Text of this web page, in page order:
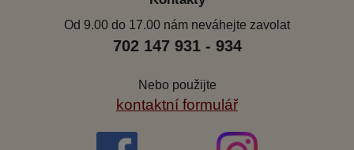
Od 9.00 do 17.00 nám neváhejte zavolat
702 147 931 - 934
Nebo použijte
kontaktní formulář